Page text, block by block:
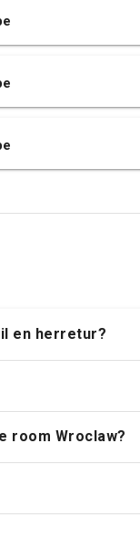
en herretur?
room Wroclaw?